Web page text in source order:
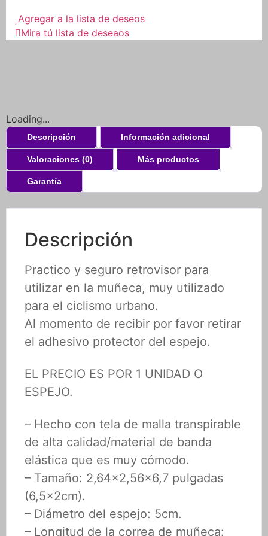
Seguridad
cantidad
Agregar a la lista de deseos
Mira tú lista de deseaos
Loading...
Descripción Información adicional
Valoraciones (0) Más productos
Garantía
Descripción
Practico y seguro retrovisor para
utilizar en la muñeca, muy utilizado
para el ciclismo urbano.
Al momento de recibir por favor retirar
el adhesivo protector del espejo.
EL PRECIO ES POR 1 UNIDAD O
ESPEJO.
– Hecho con tela de malla transpirable
de alta calidad/material de banda
elástica que es muy cómodo.
– Tamaño: 2,64×2,56×6,7 pulgadas
(6,5x2cm).
– Diámetro del espejo: 5cm.
– Longitud de la correa de muñeca: